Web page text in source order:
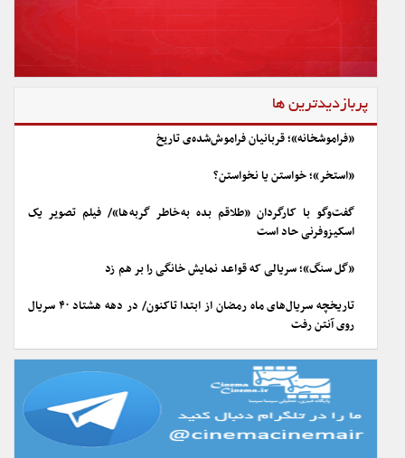
پربازدیدترین ها
«فراموشخانه»؛ قربانیان فراموش‌شده‌ی تاریخ
«استخر»؛ خواستن یا نخواستن؟
گفت‌وگو با کارگردان «طلاقم بده به خاطر گربه ها»/ فیلم تصویر یک
اسکیزوفرنی حاد است
«گل سنگ»؛ سریالی که قواعد نمایش خانگی را بر هم زد
تاریخچه سریال‌های ماه رمضان از ابتدا تاکنون/ در دهه هشتاد ۴۰ سریال
روی آنتن رفت